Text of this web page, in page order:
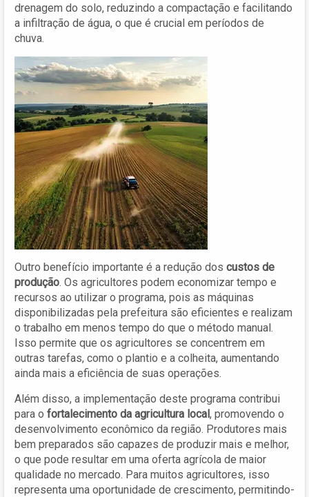
drenagem do solo, reduzindo a compactação e facilitando
a infiltração de água, o que é crucial em períodos de
chuva.
Outro benefício importante é a redução dos custos de
produção. Os agricultores podem economizar tempo e
recursos ao utilizar o programa, pois as máquinas
disponibilizadas pela prefeitura são eficientes e realizam
o trabalho em menos tempo do que o método manual.
Isso permite que os agricultores se concentrem em
outras tarefas, como o plantio e a colheita, aumentando
ainda mais a eficiência de suas operações.
Além disso, a implementação deste programa contribui
para o fortalecimento da agricultura local, promovendo o
desenvolvimento econômico da região. Produtores mais
bem preparados são capazes de produzir mais e melhor,
o que pode resultar em uma oferta agrícola de maior
qualidade no mercado. Para muitos agricultores, isso
representa uma oportunidade de crescimento, permitindo-